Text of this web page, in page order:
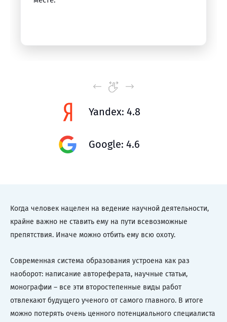
Yandex: 4.8
Google: 4.6
Когда человек нацелен на ведение научной деятельности,
крайне важно не ставить ему на пути всевозможные
препятствия. Иначе можно отбить ему всю охоту.
Современная система образования устроена как раз
наоборот: написание автореферата, научные статьи,
монографии – все эти второстепенные виды работ
отвлекают будущего ученого от самого главного. В итоге
можно потерять очень ценного потенциального специалиста